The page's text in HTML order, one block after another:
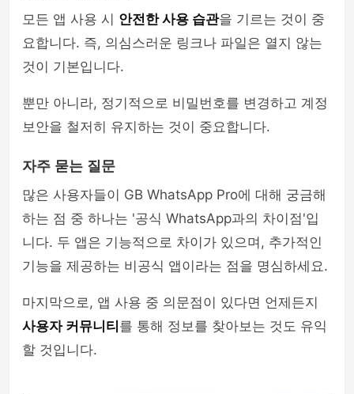
모든 앱 사용 시 안전한 사용 습관을 기르는 것이 중
요합니다. 즉, 의심스러운 링크나 파일은 열지 않는
것이 기본입니다.
뿐만 아니라, 정기적으로 비밀번호를 변경하고 계정
보안을 철저히 유지하는 것이 중요합니다.
자주 묻는 질문
많은 사용자들이 GB WhatsApp Pro에 대해 궁금해
하는 점 중 하나는 '공식 WhatsApp과의 차이점'입
니다. 두 앱은 기능적으로 차이가 있으며, 추가적인
기능을 제공하는 비공식 앱이라는 점을 명심하세요.
마지막으로, 앱 사용 중 의문점이 있다면 언제든지
사용자 커뮤니티 를 통해 정보를 찾아보는 것도 유익
할 것입니다.